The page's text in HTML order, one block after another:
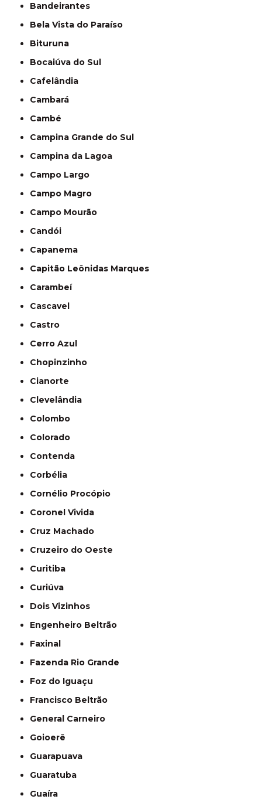
Bandeirantes
Bela Vista do Paraíso
Bituruna
Bocaiúva do Sul
Cafelândia
Cambará
Cambé
Campina Grande do Sul
Campina da Lagoa
Campo Largo
Campo Magro
Campo Mourão
Candói
Capanema
Capitão Leônidas Marques
Carambeí
Cascavel
Castro
Cerro Azul
Chopinzinho
Cianorte
Clevelândia
Colombo
Colorado
Contenda
Corbélia
Cornélio Procópio
Coronel Vivida
Cruz Machado
Cruzeiro do Oeste
Curitiba
Curiúva
Dois Vizinhos
Engenheiro Beltrão
Faxinal
Fazenda Rio Grande
Foz do Iguaçu
Francisco Beltrão
General Carneiro
Goioerê
Guarapuava
Guaratuba
Guaíra